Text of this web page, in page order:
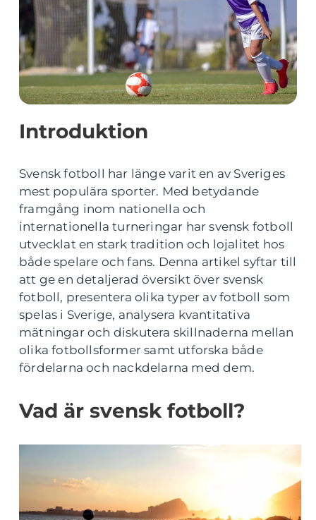
Introduktion
Svensk fotboll har länge varit en av Sveriges
mest populära sporter. Med betydande
framgång inom nationella och
internationella turneringar har svensk fotboll
utvecklat en stark tradition och lojalitet hos
både spelare och fans. Denna artikel syftar till
att ge en detaljerad översikt över svensk
fotboll, presentera olika typer av fotboll som
spelas i Sverige, analysera kvantitativa
mätningar och diskutera skillnaderna mellan
olika fotbollsformer samt utforska både
fördelarna och nackdelarna med dem.
Vad är svensk fotboll?